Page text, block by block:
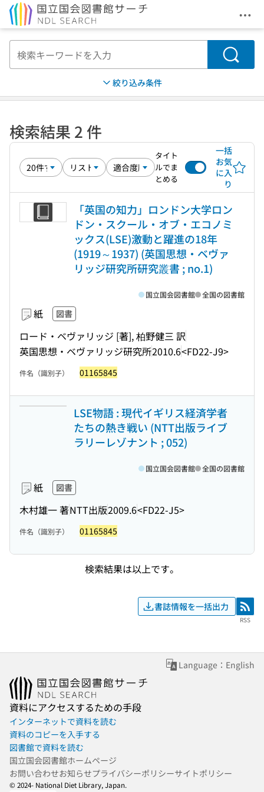
メ
検索
絞り込み条件
検索結果 2 件
タイト
ルでま
とめる
一括
お気
に入
り
「英国の知力」ロンドン大学ロン
ドン・スクール・オブ・エコノミ
ックス(LSE)激動と躍進の18年
(1919～1937) (英国思想・ベヴァ
リッジ研究所研究叢書 ; no.1)
紙 図書
ロード・ベヴァリッジ [著], 柏野健三 訳
英国思想・ベヴァリッジ研究所2010.6<FD22-J9>
国立国会図書館 全国の図書館
件名（識別子） 01165845
LSE物語 : 現代イギリス経済学者
たちの熱き戦い (NTT出版ライブ
ラリーレゾナント ; 052)
紙 図書
木村雄一 著NTT出版2009.6<FD22-J5>
国立国会図書館 全国の図書館
件名（識別子） 01165845
検索結果は以上です。
書誌情報を一括出力 RSS
RSS
Language：English
資料にアクセスするための手段
インターネットで資料を読む
資料のコピーを入手する
図書館で資料を読む
国立国会図書館ホームページ
お問い合わせお知らせプライバシーポリシーサイトポリシー
© 2024- National Diet Library, Japan.